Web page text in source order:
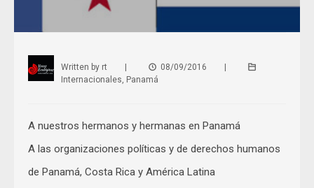
Written by rt 08/09/2016
Internacionales, Panamá
A nuestros hermanos y hermanas en Panamá
A las organizaciones políticas y de derechos humanos
de Panamá, Costa Rica y América Latina